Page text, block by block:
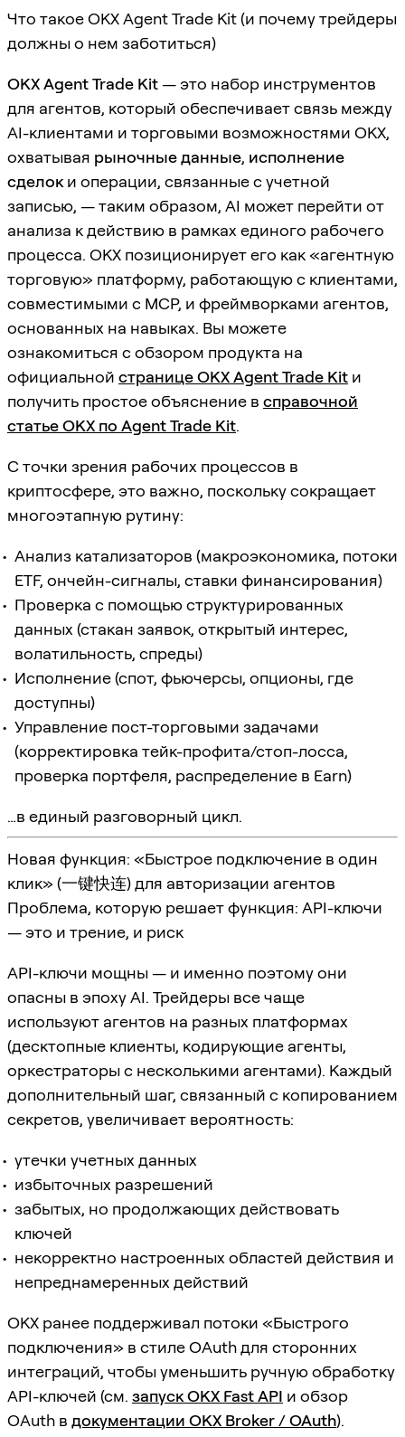
Что такое OKX Agent Trade Kit (и почему трейдеры
должны о нем заботиться)
OKX Agent Trade Kit— это набор инструментов
для агентов, который обеспечивает связь между
AI-клиентами и торговыми возможностями OKX,
охватывая рыночные данные, исполнение
сделок и операции, связанные с учетной
записью, — таким образом, AI может перейти от
анализа к действию в рамках единого рабочего
процесса. OKX позиционирует его как «агентную
торговую» платформу, работающую с клиентами,
совместимыми с MCP, и фреймворками агентов,
основанных на навыках. Вы можете
ознакомиться с обзором продукта на
официальной странице OKX Agent Trade Kit и
получить простое объяснение в справочной
статье OKX по Agent Trade Kit.
С точки зрения рабочих процессов в
криптосфере, это важно, поскольку сокращает
многоэтапную рутину:
Анализ катализаторов (макроэкономика, потоки
ETF, ончейн-сигналы, ставки финансирования)
Проверка с помощью структурированных
данных (стакан заявок, открытый интерес,
волатильность, спреды)
Исполнение (спот, фьючерсы, опционы, где
доступны)
Управление пост-торговыми задачами
(корректировка тейк-профита/стоп-лосса,
проверка портфеля, распределение в Earn)
…в единый разговорный цикл.
Новая функция: «Быстрое подключение в один
клик» (一键快连) для авторизации агентов
Проблема, которую решает функция: API-ключи
— это и трение, и риск
API-ключи мощны — и именно поэтому они
опасны в эпоху AI. Трейдеры все чаще
используют агентов на разных платформах
(десктопные клиенты, кодирующие агенты,
оркестраторы с несколькими агентами). Каждый
дополнительный шаг, связанный с копированием
секретов, увеличивает вероятность:
утечки учетных данных
избыточных разрешений
забытых, но продолжающих действовать
ключей
некорректно настроенных областей действия и
непреднамеренных действий
OKX ранее поддерживал потоки «Быстрого
подключения» в стиле OAuth для сторонних
интеграций, чтобы уменьшить ручную обработку
API-ключей (см. запуск OKX Fast API и обзор
OAuth в документации OKX Broker / OAuth).